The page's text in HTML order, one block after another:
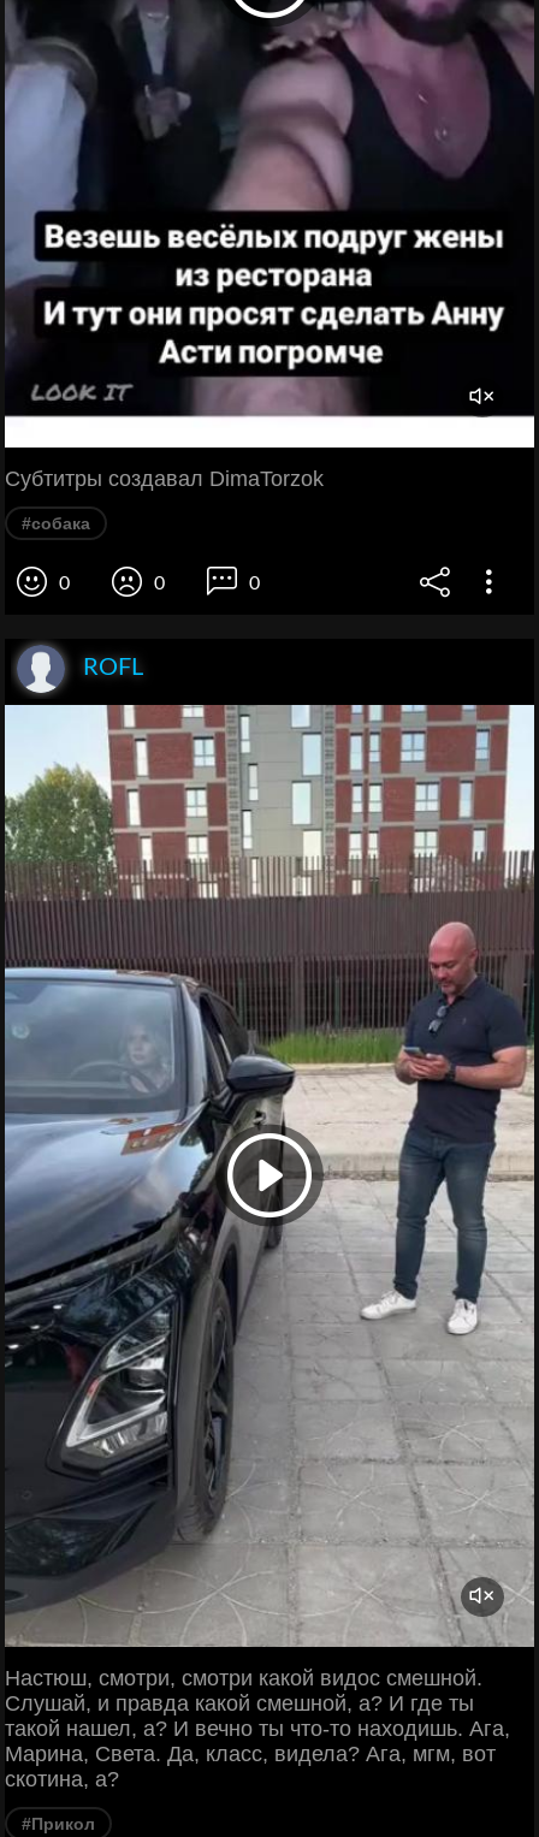
Субтитры создавал DimaTorzok
#собака
0 0 0
ROFL
Настюш, смотри, смотри какой видос смешной.
Слушай, и правда какой смешной, а? И где ты
такой нашел, а? И вечно ты что-то находишь. Ага,
Марина, Света. Да, класс, видела? Ага, мгм, вот
скотина, а?
#Прикол